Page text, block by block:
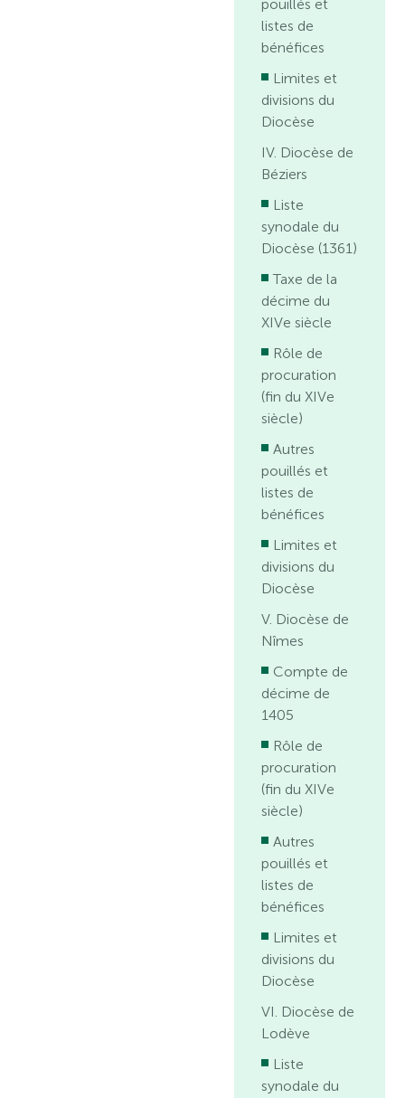
pouillés et
listes de
bénéfices
Limites et
divisions du
Diocèse
IV. Diocèse de
Béziers
Liste
synodale du
Diocèse (1361)
Taxe de la
décime du
XIVe siècle
Rôle de
procuration
(fin du XIVe
siècle)
Autres
pouillés et
listes de
bénéfices
Limites et
divisions du
Diocèse
V. Diocèse de
Nîmes
Compte de
décime de
1405
Rôle de
procuration
(fin du XIVe
siècle)
Autres
pouillés et
listes de
bénéfices
Limites et
divisions du
Diocèse
VI. Diocèse de
Lodève
Liste
synodale du